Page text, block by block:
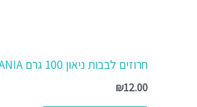
חרוזים לבבות ניאון 100 גרם BEADZMANIA
₪12.00